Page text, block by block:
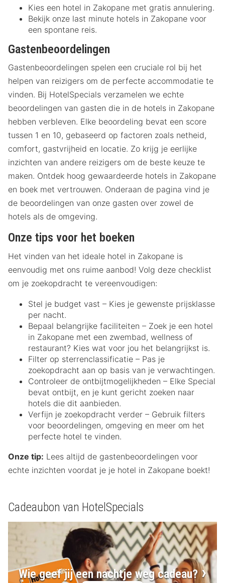
Kies een hotel in Zakopane met gratis annulering.
Bekijk onze last minute hotels in Zakopane voor
een spontane reis.
Gastenbeoordelingen
Gastenbeoordelingen spelen een cruciale rol bij het
helpen van reizigers om de perfecte accommodatie te
vinden. Bij HotelSpecials verzamelen we echte
beoordelingen van gasten die in de hotels in Zakopane
hebben verbleven. Elke beoordeling bevat een score
tussen 1 en 10, gebaseerd op factoren zoals netheid,
comfort, gastvrijheid en locatie. Zo krijg je eerlijke
inzichten van andere reizigers om de beste keuze te
maken. Ontdek hoog gewaardeerde hotels in Zakopane
en boek met vertrouwen. Onderaan de pagina vind je
de beoordelingen van onze gasten over zowel de
hotels als de omgeving.
Onze tips voor het boeken
Het vinden van het ideale hotel in Zakopane is
eenvoudig met ons ruime aanbod! Volg deze checklist
om je zoekopdracht te vereenvoudigen:
Stel je budget vast – Kies je gewenste prijsklasse
per nacht.
Bepaal belangrijke faciliteiten – Zoek je een hotel
in Zakopane met een zwembad, wellness of
restaurant? Kies wat voor jou het belangrijkst is.
Filter op sterrenclassificatie – Pas je
zoekopdracht aan op basis van je verwachtingen.
Controleer de ontbijtmogelijkheden – Elke Special
bevat ontbijt, en je kunt gericht zoeken naar
hotels die dit aanbieden.
Verfijn je zoekopdracht verder – Gebruik filters
voor beoordelingen, omgeving en meer om het
perfecte hotel te vinden.
Onze tip: Lees altijd de gastenbeoordelingen voor
echte inzichten voordat je je hotel in Zakopane boekt!
Cadeaubon van HotelSpecials
Wie geef jij een nachtje weg cadeau?